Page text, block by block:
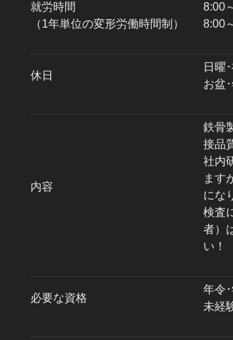
就労時間
（1年単位の変形労働時間制）
8:00
8:00
休日
日曜
お盆
内容
鉄骨
接品
社内
ます
にな
検査
者）
い！
必要な資格
年令
未経